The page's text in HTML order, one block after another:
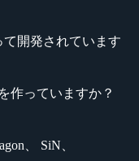
て開発されています
作っていますか？
、 SiN、